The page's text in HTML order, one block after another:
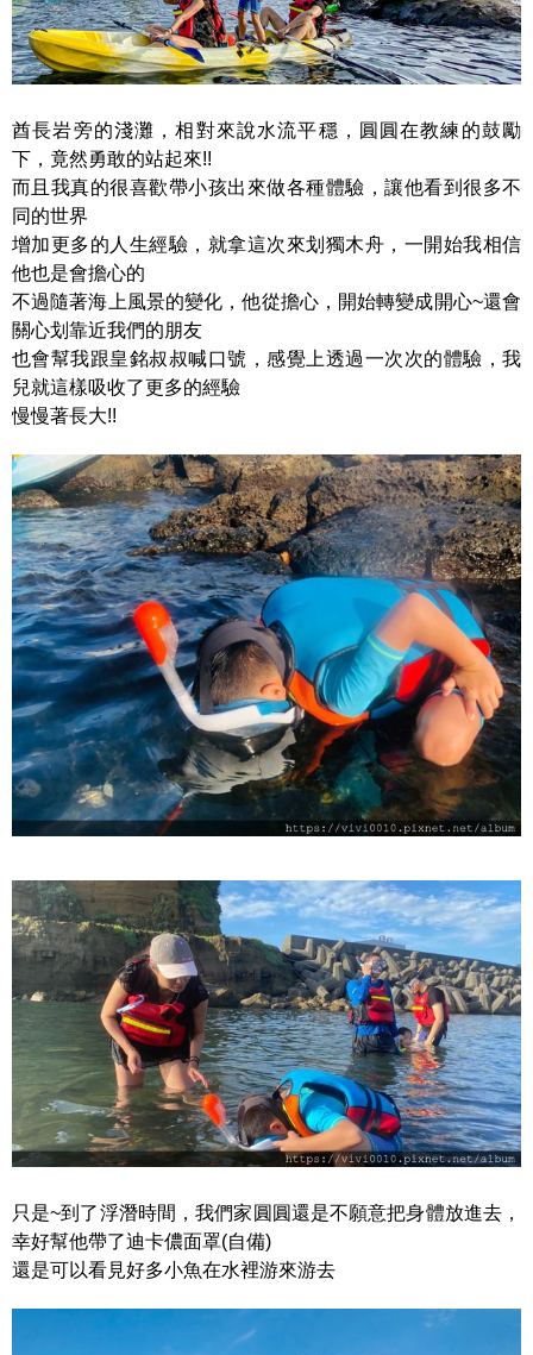
酋長岩旁的淺灘，相對來說水流平穩，圓圓在教練的鼓勵
下，竟然勇敢的站起來!!
而且我真的很喜歡帶小孩出來做各種體驗，讓他看到很多不
同的世界
增加更多的人生經驗，就拿這次來划獨木舟，一開始我相信
他也是會擔心的
不過隨著海上風景的變化，他從擔心，開始轉變成開心~還會
關心划靠近我們的朋友
也會幫我跟皇銘叔叔喊口號，感覺上透過一次次的體驗，我
兒就這樣吸收了更多的經驗
慢慢著長大!!
只是~到了浮潛時間，我們家圓圓還是不願意把身體放進去，
幸好幫他帶了迪卡儂面罩(自備)
還是可以看見好多小魚在水裡游來游去